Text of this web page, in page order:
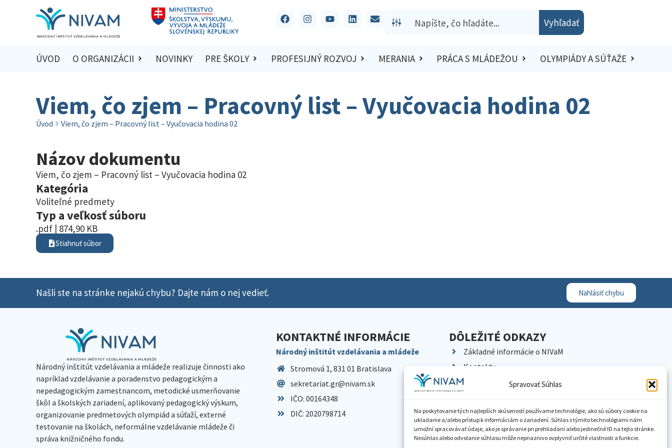
Spravovať Súhlas
Na poskytovanie tých najlepších skúseností používame technológie, ako sú súbory cookie na
ukladanie a/alebo prístup k informáciám o zariadení. Súhlas s týmito technológiami nám
umožní spracovávať údaje, ako je správanie pri prehliadaní alebo jedinečné ID na tejto stránke.
Nesúhlas alebo odvolanie súhlasu môže nepriaznivo ovplyvniť určité vlastnosti a funkcie.
Vyhľadať
ÚVOD O ORGANIZÁCII NOVINKY PRE ŠKOLY PROFESIJNÝ ROZVOJ MERANIA PRÁCA S MLÁDEŽOU OLYMPIÁDY A SÚŤAŽE
Viem, čo zjem – Pracovný list – Vyučovacia hodina 02
Úvod Viem, čo zjem – Pracovný list – Vyučovacia hodina 02
Názov dokumentu
Viem, čo zjem – Pracovný list – Vyučovacia hodina 02
Kategória
Voliteľné predmety
Typ a veľkosť súboru
.pdf | 874,90 KB
Stiahnuť súbor
Našli ste na stránke nejakú chybu? Dajte nám o nej vedieť. Nahlásiť chybu
Národný inštitút vzdelávania a mládeže realizuje činnosti ako
napríklad vzdelávanie a poradenstvo pedagogickým a
nepedagogickým zamestnancom, metodické usmerňovanie
škôl a školských zariadení, aplikovaný pedagogický výskum,
organizovanie predmetových olympiád a súťaží, externé
testovanie na školách, neformálne vzdelávanie mládeže či
správa knižničného fondu.
KONTAKTNÉ INFORMÁCIE
Národný inštitút vzdelávania a mládeže
Stromová 1, 831 01 Bratislava
sekretariat.gr@nivam.sk
IČO: 00164348
DIČ: 2020798714
DÔLEŽITÉ ODKAZY
Základné informácie o NIVaM
Kontakty
Kariéra
Pracoviská NIVaM
Dokumenty inštitúcie
Knižnica